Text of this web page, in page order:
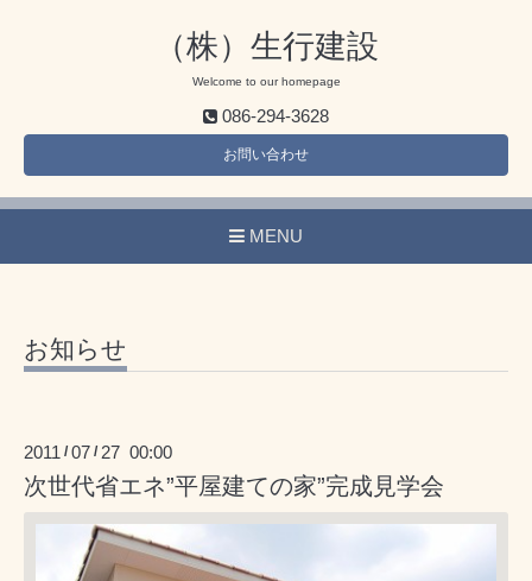
（株）生行建設
Welcome to our homepage
086-294-3628
お問い合わせ
MENU
お知らせ
2011 /07 / 27 00:00
次世代省エネ”平屋建ての家”完成見学会